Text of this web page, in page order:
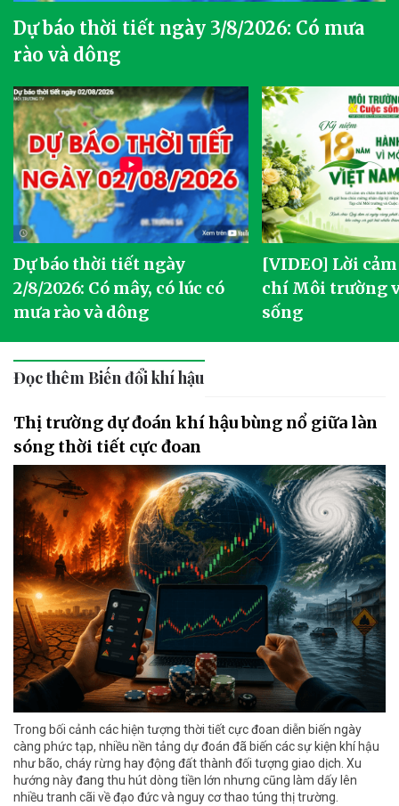
Dự báo thời tiết ngày 3/8/2026: Có mưa
rào và dông
Dự báo thời tiết ngày
2/8/2026: Có mây, có lúc có
mưa rào và dông
[VIDEO] Lời
chí Môi trường
sống
Đọc thêm Biến đổi khí hậu
Thị trường dự đoán khí hậu bùng nổ giữa làn
sóng thời tiết cực đoan
Trong bối cảnh các hiện tượng thời tiết cực đoan diễn biến ngày
càng phức tạp, nhiều nền tảng dự đoán đã biến các sự kiện khí hậu
như bão, cháy rừng hay động đất thành đối tượng giao dịch. Xu
hướng này đang thu hút dòng tiền lớn nhưng cũng làm dấy lên
nhiều tranh cãi về đạo đức và nguy cơ thao túng thị trường.